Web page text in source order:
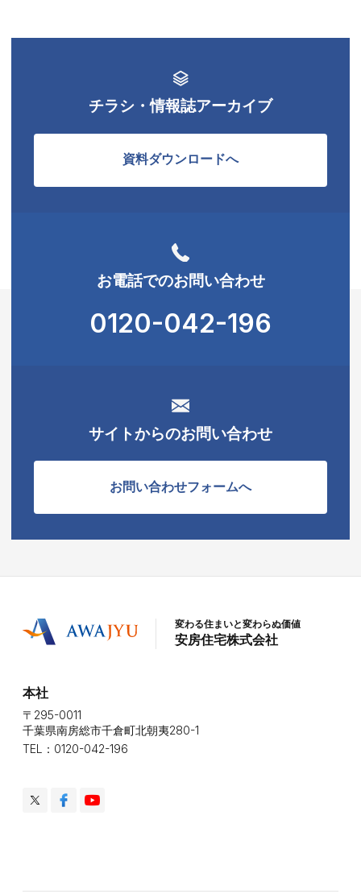
チラシ・情報誌アーカイブ
資料ダウンロードへ
お電話でのお問い合わせ
0120-042-196
サイトからのお問い合わせ
お問い合わせフォームへ
変わる住まいと変わらぬ価値
安房住宅株式会社
本社
〒295-0011
千葉県南房総市千倉町北朝夷280-1
TEL：0120-042-196